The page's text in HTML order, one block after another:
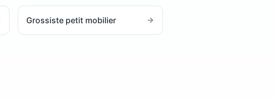
Grossiste petit mobilier